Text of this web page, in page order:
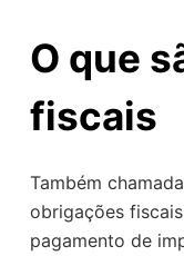
O que
fiscais
Também
obrigações
pagamento de